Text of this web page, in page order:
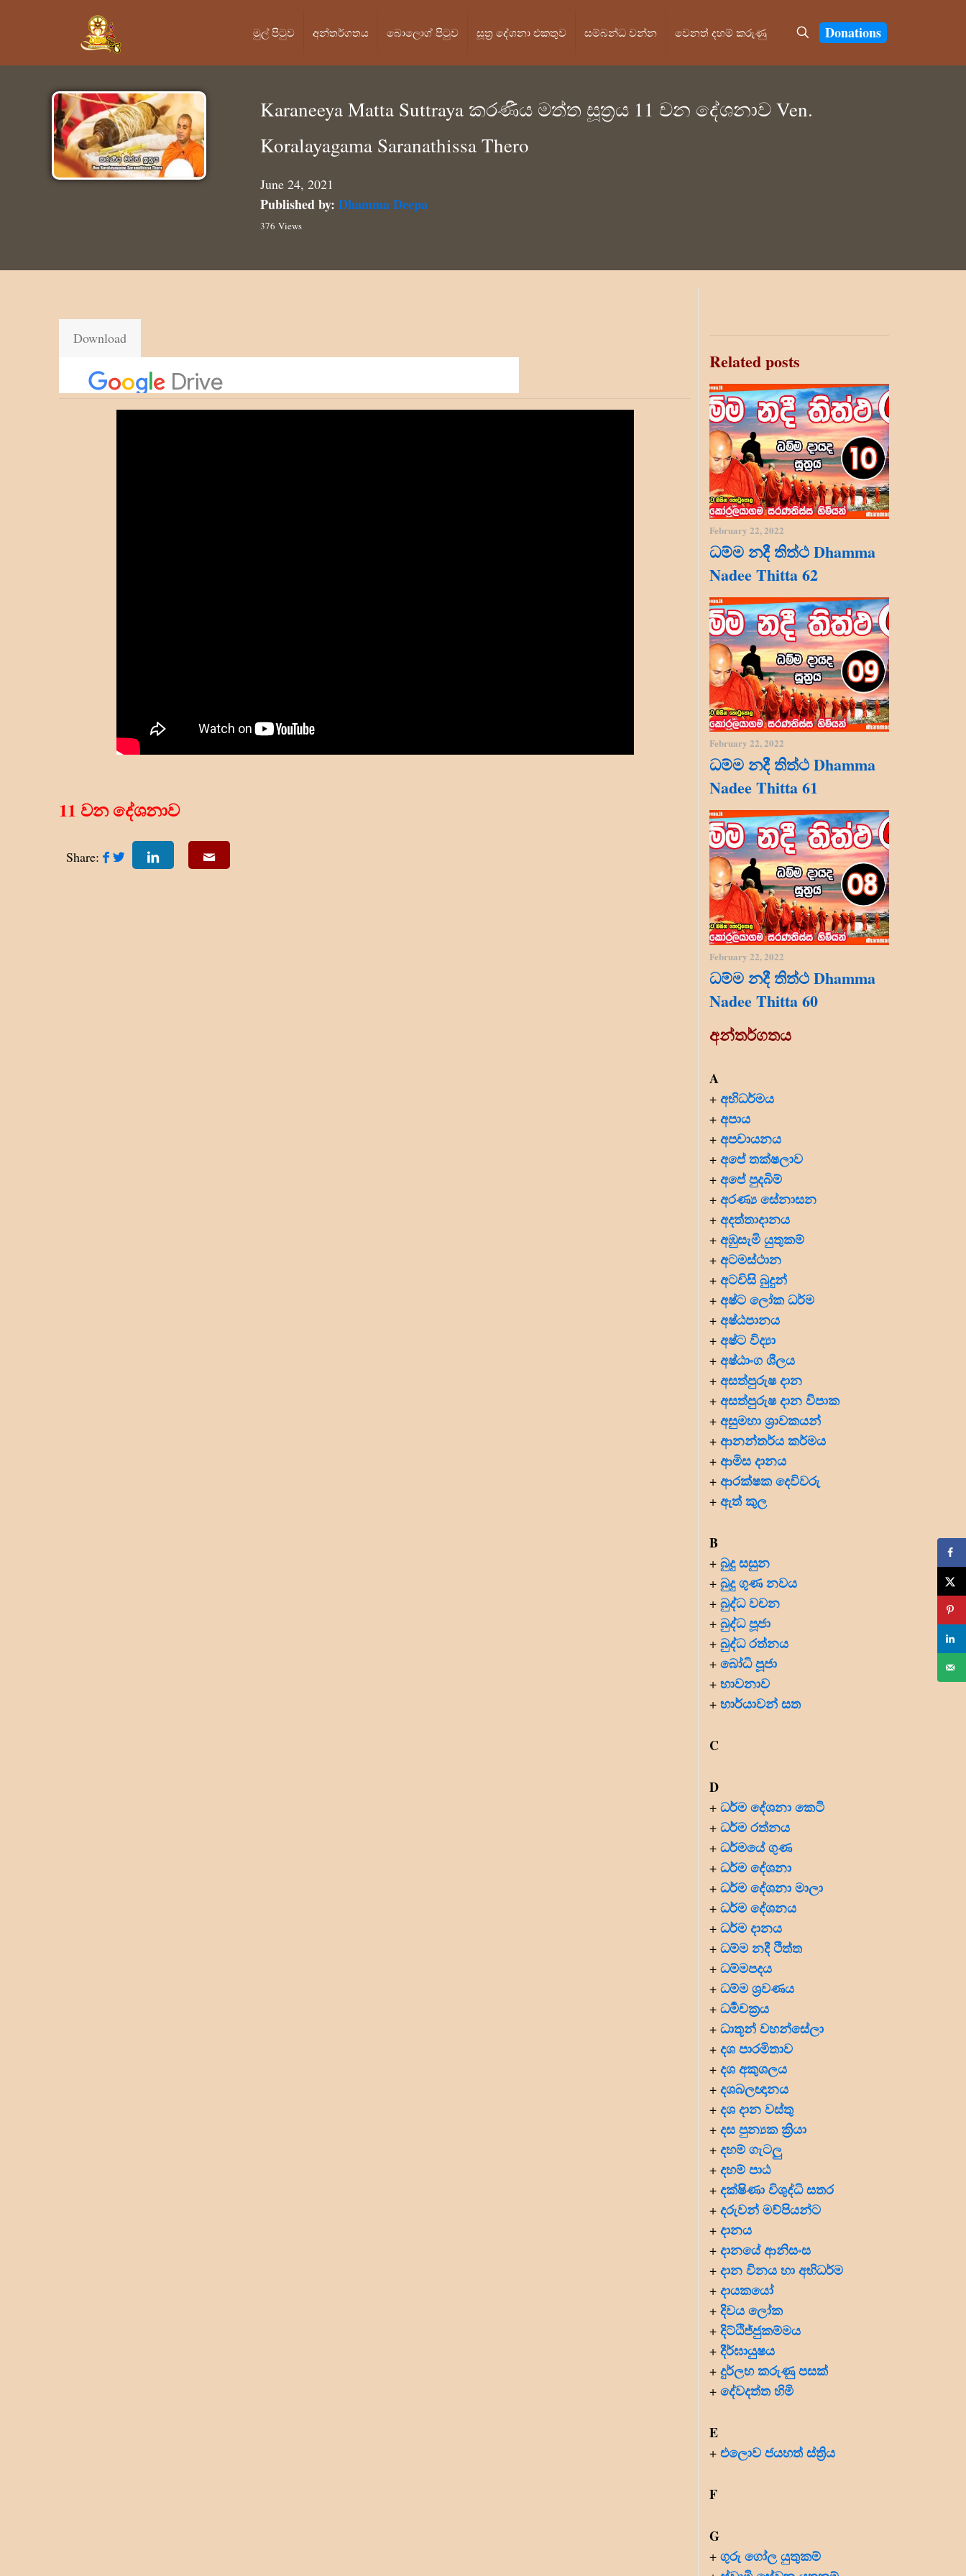
මුල් පි‍ටුව අන්තර්ගතය බොලොග් පි‍ටුව සූත්‍ර දේශනා එකතුව සම්බන්ධ වන්න වෙනත් දහම් කරුණු Donations
Karaneeya Matta Suttraya කරණීය මත්ත සූත්‍රය 11 වන දේශනාව Ven.
Koralayagama Saranathissa Thero
June 24, 2021
Published by: Dhamma Deepa
376 Views
Download
11 වන දේශනාව
Share:
Related posts
February 22, 2022
ධම්ම නදී තිත්ථ Dhamma
Nadee Thitta 62
February 22, 2022
ධම්ම නදී තිත්ථ Dhamma
Nadee Thitta 61
February 22, 2022
ධම්ම නදී තිත්ථ Dhamma
Nadee Thitta 60
අන්තර්ගතය
A
+ අභිධර්මය
+ අපාය
+ අපචායනය
+ අපේ තක්ෂලාව
+ අපේ පුදබිම්
+ අරණ්‍ය සේනාසන
+ අදත්තාදානය
+ අඹුසැමි යුතුකම්
+ අටමස්ථාන
+ අටවිසි බුදුන්
+ අෂ්ට ලෝක ධර්ම
+ අෂ්ඨපානය
+ අෂ්ට විද්‍යා
+ අෂ්ඨාංග ශීලය
+ අසත්පුරුෂ දාන
+ අසත්පුරුෂ දාන විපාක
+ අසුමහා ශ්‍රාවකයන්
+ ආනන්තර්ය කර්මය
+ ආමිස දානය
+ ආරක්ෂක දෙවිවරු
+ ඇත් කුල
B
+ බුදු සසුන
+ බුදු ගුණ නවය
+ බුද්ධ වචන
+ බුද්ධ පූජා
+ බුද්ධ රත්නය
+ බෝධි පූජා
+ භාවනාව
+ භාර්යාවන් සත
C
D
+ ධර්ම දේශනා කෙටි
+ ධර්ම රත්නය
+ ධර්මයේ ගුණ
+ ධර්ම දේශනා
+ ධර්ම දේශනා මාලා
+ ධර්ම දේශනය
+ ධර්ම දානය
+ ධම්ම නදී ථිත්ත
+ ධම්මපදය
+ ධම්ම ශ්‍රවණය
+ ධර්‍මචක්‍රය
+ ධාතූන් වහන්සේලා
+ දශ පාරමිතාව
+ දශ අකුශලය
+ දශබලඥානය
+ දශ දාන වස්තු
+ දස පුන්‍යක ක්‍රියා
+ දහම් ගැටලු
+ දහම් පාඨ
+ දක්ෂිණා විශුද්ධි සතර
+ දරුවන් මව්පියන්ට
+ දානය
+ දානයේ ආනිසංස
+ දාන විනය හා අභිධර්ම
+ දායකයෝ
+ දිවය ලෝක
+ දිට්ඨිජ්ජුකම්මය
+ දීර්ඝායුෂය
+ දුර්ලභ කරුණු පසක්
+ දේවදත්ත හිමි
E
+ එලොව ජයහත් ස්ත්‍රිය
F
G
+ ගුරු ගෝල යුතුකම්